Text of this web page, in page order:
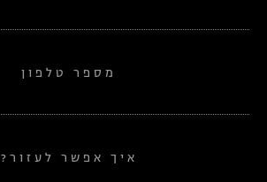
מספר טלפון
איך אפשר לעזור?